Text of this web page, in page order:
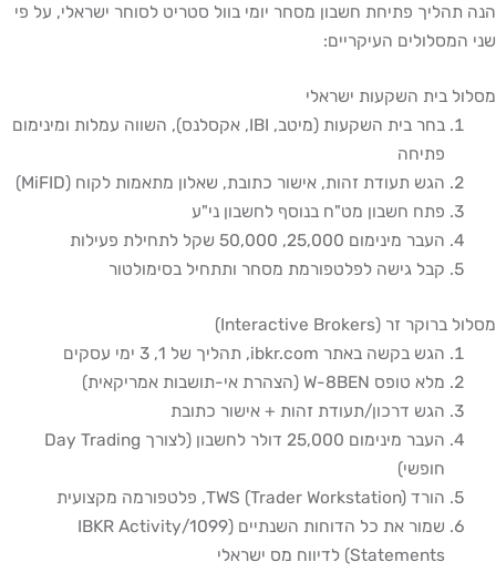
הנה תהליך פתיחת חשבון מסחר יומי בוול סטריט לסוחר ישראלי, על פי
שני המסלולים העיקריים:
מסלול בית השקעות ישראלי
בחר בית השקעות (מיטב, IBI, אקסלנס), השווה עמלות ומינימום
פתיחה
הגש תעודת זהות, אישור כתובת, שאלון מתאמות לקוח (MiFID)
פתח חשבון מט"ח בנוסף לחשבון ני"ע
העבר מינימום 25,000, 50,000 שקל לתחילת פעילות
קבל גישה לפלטפורמת מסחר ותתחיל בסימולטור
מסלול ברוקר זר (Interactive Brokers)
הגש בקשה באתר ibkr.com, תהליך של 1, 3 ימי עסקים
מלא טופס W-8BEN (הצהרת אי-תושבות אמריקאית)
הגש דרכון/תעודת זהות + אישור כתובת
העבר מינימום 25,000 דולר לחשבון (לצורך Day Trading
חופשי)
הורד TWS (Trader Workstation), פלטפורמה מקצועית
שמור את כל הדוחות השנתיים (1099/IBKR Activity
Statements) לדיווח מס ישראלי